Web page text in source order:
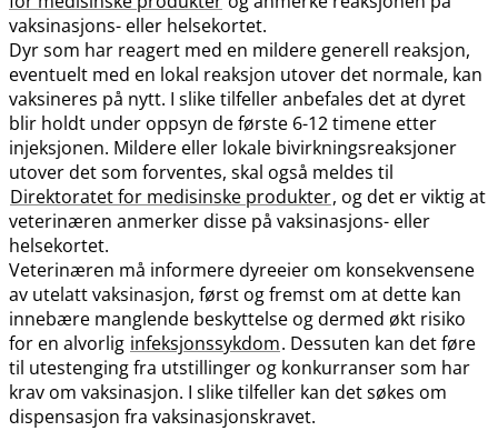
vaksinasjons- eller helsekortet.
Dyr som har reagert med en mildere generell reaksjon,
eventuelt med en lokal reaksjon utover det normale, kan
vaksineres på nytt. I slike tilfeller anbefales det at dyret
blir holdt under oppsyn de første 6-12 timene etter
injeksjonen. Mildere eller lokale bivirkningsreaksjoner
utover det som forventes, skal også meldes til
Direktoratet for medisinske produkter, og det er viktig at
veterinæren anmerker disse på vaksinasjons- eller
helsekortet.
Veterinæren må informere dyreeier om konsekvensene
av utelatt vaksinasjon, først og fremst om at dette kan
innebære manglende beskyttelse og dermed økt risiko
for en alvorlig infeksjonssykdom. Dessuten kan det føre
til utestenging fra utstillinger og konkurranser som har
krav om vaksinasjon. I slike tilfeller kan det søkes om
dispensasjon fra vaksinasjonskravet.